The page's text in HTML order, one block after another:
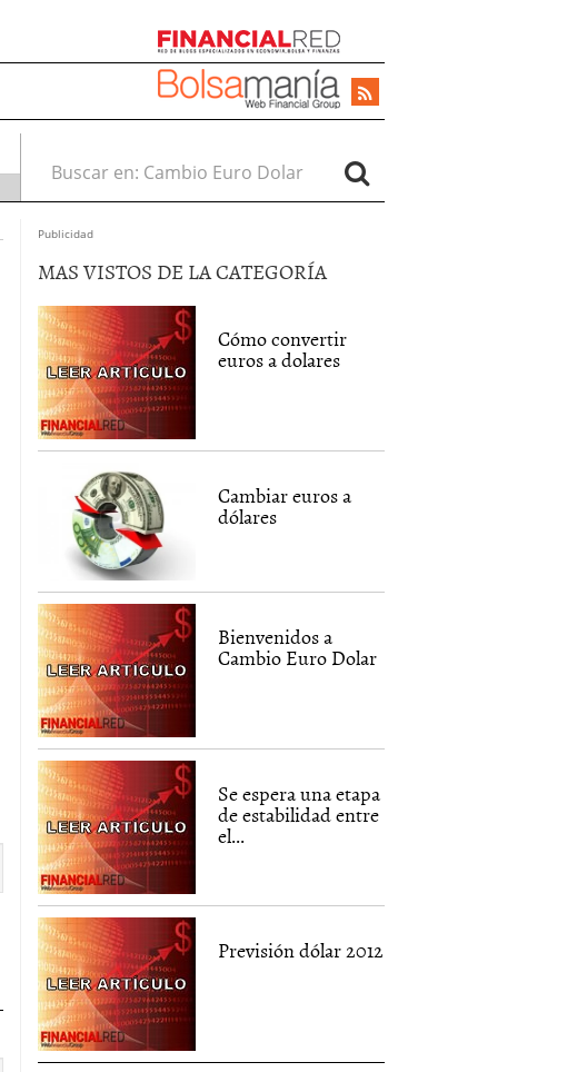
Buscar en:
Publicidad
MAS VISTOS DE LA CATEGORÍA
Cómo convertir
euros a dolares
Cambiar euros a
dólares
Bienvenidos a
Cambio Euro Dolar
Se espera una etapa
de estabilidad entre
el...
Previsión dólar 2012